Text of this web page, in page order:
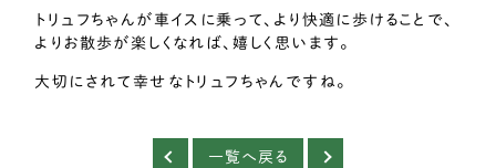
トリュフちゃんが車イスに乗って、より快適に歩けることで、
よりお散歩が楽しくなれば、嬉しく思います。
大切にされて幸せなトリュフちゃんですね。
一覧へ戻る